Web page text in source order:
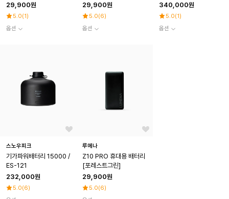
29,900원
5.0(1 )
옵션
29,900원
5.0(6)
옵션
340,000원
5.0(1 )
옵션
스노우피크
기가파워배터리 15000 /
ES-121
232,000원
5.0(6)
루메나
Z10 PRO 휴대용 배터리
[포레스트그린]
29,900원
5.0(6)